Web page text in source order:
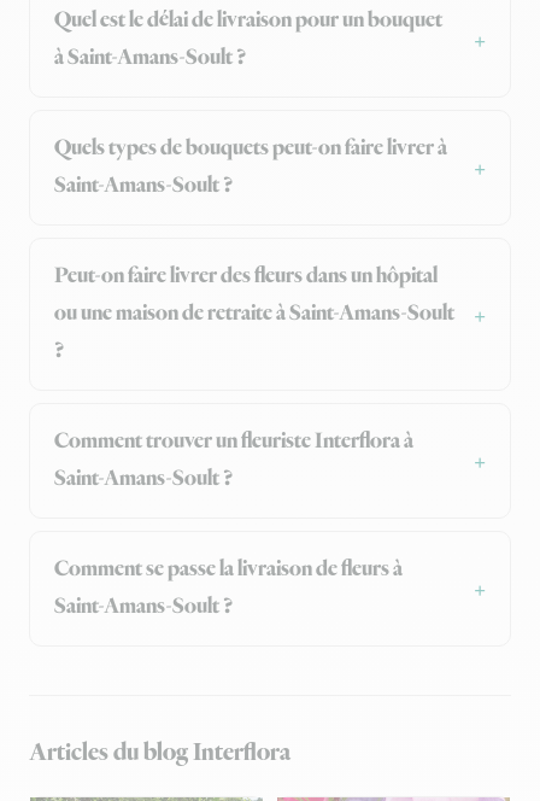
Quel est le délai de livraison pour un bouquet
à Saint-Amans-Soult ?
Quels types de bouquets peut-on faire livrer à
Saint-Amans-Soult ?
Peut-on faire livrer des fleurs dans un hôpital
ou une maison de retraite à Saint-Amans-Soult
?
Comment trouver un fleuriste Interflora à
Saint-Amans-Soult ?
Comment se passe la livraison de fleurs à
Saint-Amans-Soult ?
Articles du blog Interflora